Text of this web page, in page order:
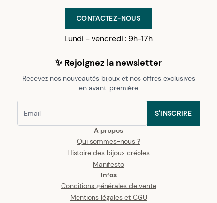
A propos
Qui sommes-nous ?
Histoire des bijoux créoles
Manifesto
Infos
Conditions générales de vente
Mentions légales et CGU
CONTACTEZ-NOUS
Lundi - vendredi : 9h-17h
✨ Rejoignez la newsletter
Recevez nos nouveautés bijoux et nos offres exclusives
en avant-première
S'INSCRIRE